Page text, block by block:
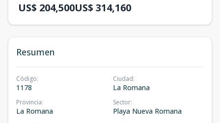
US$ 204,500US$ 314,160
Resumen
Código:
1178
Ciudad:
La Romana
Provincia:
La Romana
Sector:
Playa Nueva Romana